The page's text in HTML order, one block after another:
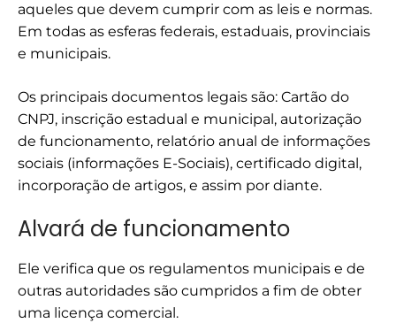
aqueles que devem cumprir com as leis e normas.
Em todas as esferas federais, estaduais, provinciais
e municipais.
Os principais documentos legais são: Cartão do
CNPJ, inscrição estadual e municipal, autorização
de funcionamento, relatório anual de informações
sociais (informações E-Sociais), certificado digital,
incorporação de artigos, e assim por diante.
Alvará de funcionamento
Ele verifica que os regulamentos municipais e de
outras autoridades são cumpridos a fim de obter
uma licença comercial.